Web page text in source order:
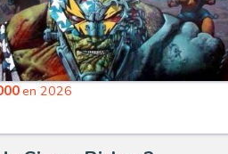
en 2026